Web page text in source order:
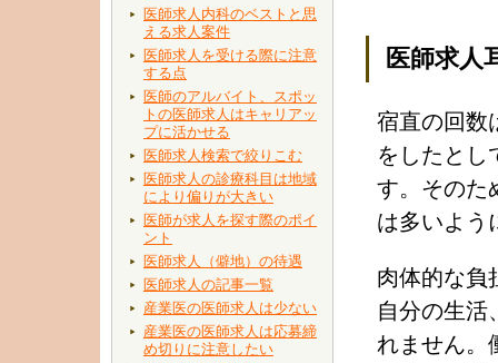
医師求人内科のベストと思
える求人案件
医師求人を受ける際に注意
する点
医師のアルバイト、スポッ
トの医師求人はキャリアッ
プに活かせる
医師求人検索で絞りこむ
医師求人の診療科目は地域
により偏りが大きい
医師が求人を探す際のポイ
ント
医師求人（僻地）の待遇
医師求人の記事一覧
産業医の医師求人は少ない
産業医の医師求人は応募締
め切りに注意したい
医師求人
宿直の回数
をしたとし
す。そのた
は多いよう
肉体的な負
自分の生活
れません。